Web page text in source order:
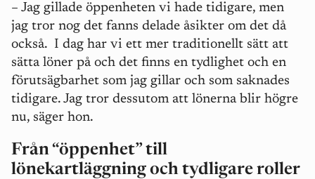
– Jag gillade öppenheten vi hade tidigare, men
jag tror nog det fanns delade åsikter om det då
också. I dag har vi ett mer traditionellt sätt att
sätta löner på och det finns en tydlighet och en
förutsägbarhet som jag gillar och som saknades
tidigare. Jag tror dessutom att lönerna blir högre
nu, säger hon.
Från “öppenhet” till
lönekartläggning och tydligare roller